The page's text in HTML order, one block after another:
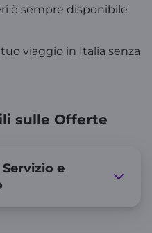
è sempre disponibile
viaggio in Italia senza
sulle Offerte
e